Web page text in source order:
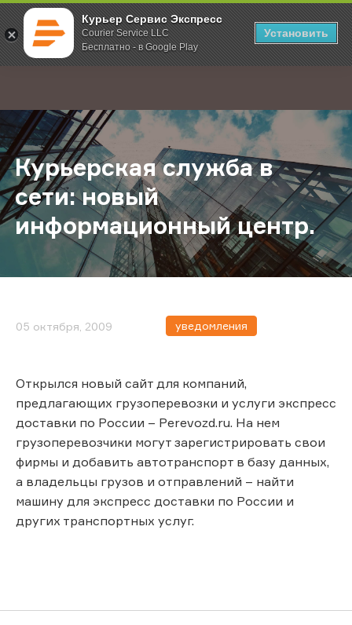
Курьер Сервис Экспресс
Courier Service LLC
Бесплатно - в Google Play
Установить
; Главная О компании Новости Курьерская служба в сети:
Курьерская служба в
сети: новый
информационный центр.
05 октября, 2009 уведомления
Открылся новый сайт для компаний,
предлагающих грузоперевозки и услуги экспресс
доставки по России – Perevozd.ru. На нем
грузоперевозчики могут зарегистрировать свои
фирмы и добавить автотранспорт в базу данных,
а владельцы грузов и отправлений – найти
машину для экспресс доставки по России и
других транспортных услуг.